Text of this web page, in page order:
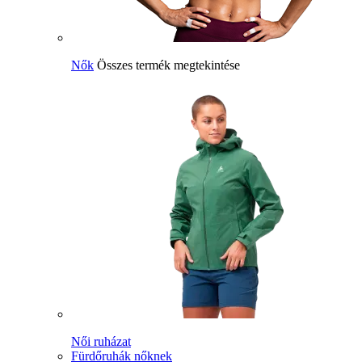
Nők Összes termék megtekintése
Női ruházat
Fürdőruhák nőknek